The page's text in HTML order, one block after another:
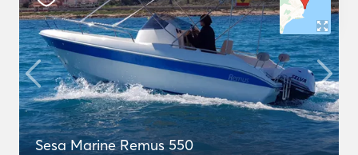
Sesa Marine Remus 550